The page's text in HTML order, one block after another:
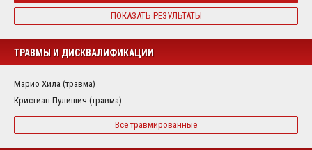
ПОКАЗАТЬ РЕЗУЛЬТАТЫ
ТРАВМЫ И ДИСКВАЛИФИКАЦИИ
Марио Хила (травма)
Кристиан Пулишич (травма)
Все травмированные